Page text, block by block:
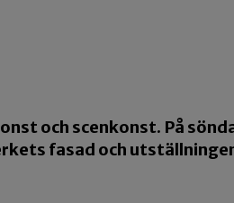
och scenkonst. På
fasad och